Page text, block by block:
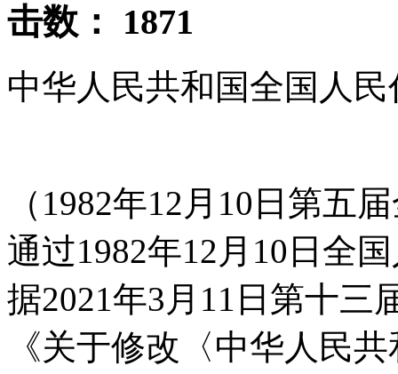
击数： 1871
中华人民共和国全国人
（1982年12月10日第五
通过1982年12月10日全
据2021年3月11日第十三
《关于修改〈中华人民